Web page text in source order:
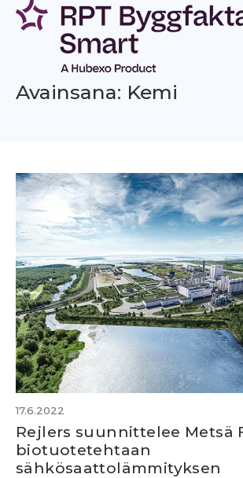
Siirry
sisältöön
Avainsana: Kemi
17.6.2022
Rejlers suunnittelee Metsä
biotuotetehtaan
sähkösaattolämmityksen